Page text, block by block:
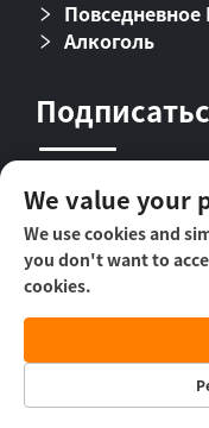
Алкоголь
© ООО
We value your
We use cookies and
you don't want to
cookies.